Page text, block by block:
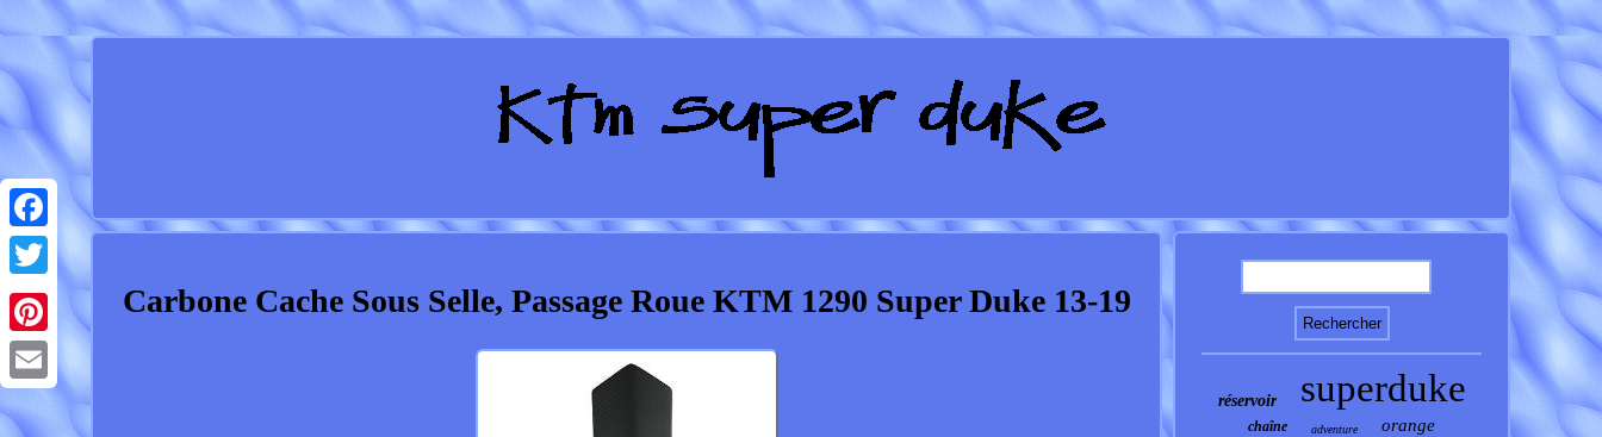
Facebook
Twitter
Pinterest
Email
Carbone Cache Sous Selle, Passage Roue KTM 1290 Super Duke 13-19
réservoir superduke
chaîne adventure orange